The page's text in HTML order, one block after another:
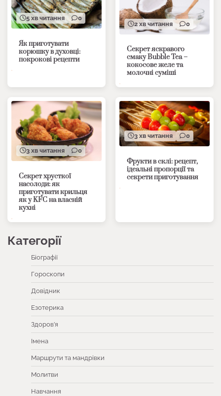
5 хв читання 0
Як приготувати
корюшку в духовці:
покрокові рецепти
2 хв читання 0
Секрет яскравого
смаку Bubble Tea –
кокосове желе та
молочні суміші
3 хв читання 0
Секрет хрусткої
насолоди: як
приготувати крильця
як у KFC на власній
кухні
3 хв читання 0
Фрукти в склі: рецепт,
ідеальні пропорції та
секрети приготування
Категорії
Біографії
Гороскопи
Довідник
Езотерика
Здоров’я
Імена
Маршрути та мандрівки
Молитви
Навчання